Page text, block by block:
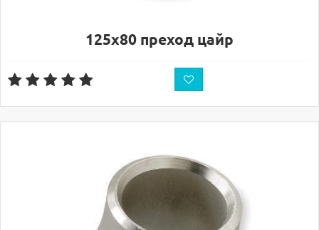
125х80 преход цайр